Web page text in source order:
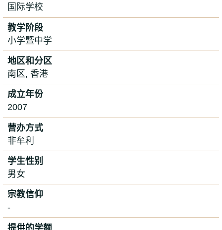
国际学校
教学阶段
小学暨中学
地区和分区
南区, 香港
成立年份
2007
营办方式
非牟利
学生性别
男女
宗教信仰
-
提供的学额